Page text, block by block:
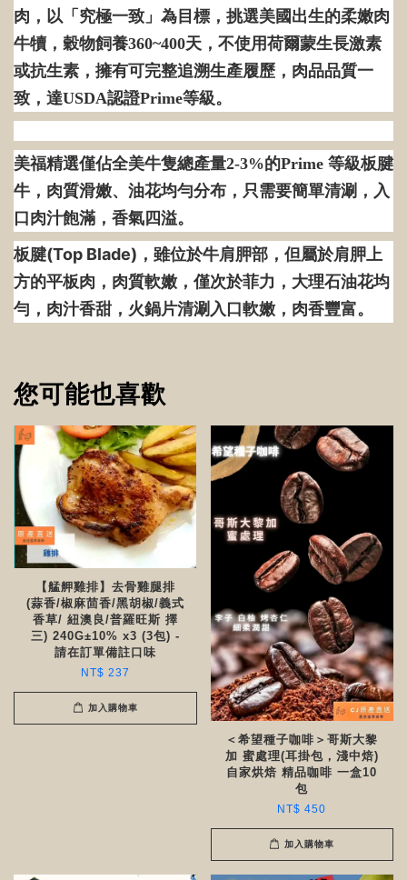
肉， 以「究極一致」為目標，挑選美國出生的柔嫩肉
牛犢，穀物飼養360~400天，不使用荷爾蒙生長激素
或抗生素，擁有可完整追溯生產履歷，肉品品質一
致，達USDA認證Prime等級。
美福精選僅佔全美牛隻總產量2-3%的Prime 等級板腱
牛，肉質滑嫩、油花均勻分布，只需要簡單清涮，入
口肉汁飽滿，香氣四溢。
板腱(Top Blade)，雖位於牛肩胛部，但屬於肩胛上
方的平板肉，肉質軟嫩，僅次於菲力，大理石油花均
勻，肉汁香甜，火鍋片清涮入口軟嫩，肉香豐富。
您可能也喜歡
【艋舺雞排】去骨雞腿排
(蒜香/椒麻茴香/黑胡椒/義式
香草/ 紐澳良/普羅旺斯 擇
三) 240G±10% x3 (3包) -
請在訂單備註口味
NT$ 237
加入購物車
＜希望種子咖啡＞哥斯大黎
加 蜜處理(耳掛包，淺中焙)
自家烘焙 精品咖啡 一盒10
包
NT$ 450
加入購物車